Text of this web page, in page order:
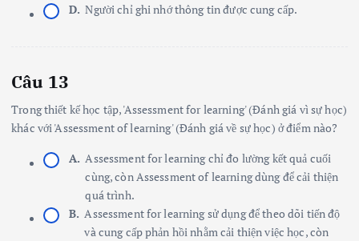
D. Người chỉ ghi nhớ thông tin được cung cấp.
Câu 13
Trong thiết kế học tập, 'Assessment for learning' (Đánh giá vì sự học)
khác với 'Assessment of learning' (Đánh giá về sự học) ở điểm nào?
A. Assessment for learning chỉ đo lường kết quả cuối
cùng, còn Assessment of learning dùng để cải thiện
quá trình.
B. Assessment for learning sử dụng để theo dõi tiến độ
và cung cấp phản hồi nhằm cải thiện việc học, còn